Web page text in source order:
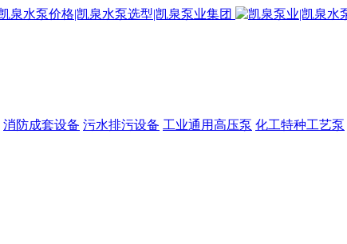
消防成套设备 污水排污设备 工业通用高压泵 化工特种工艺泵